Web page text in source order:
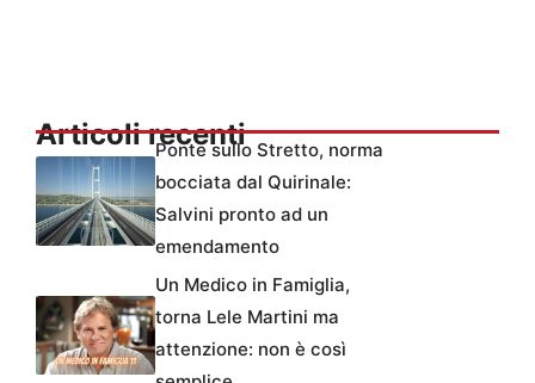
Articoli recentiPonte sullo Stretto, norma
bocciata dal Quirinale:
Salvini pronto ad un
emendamento
Un Medico in Famiglia,
torna Lele Martini ma
attenzione: non è così